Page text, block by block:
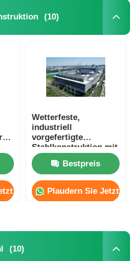
(10)
Wetterfeste,
industriell
vorgefertigte
Stahlkonstruktion mit
Erdbebenbeständigkeit
Bestpreis
Plaudern Sie Jetzt
(10)